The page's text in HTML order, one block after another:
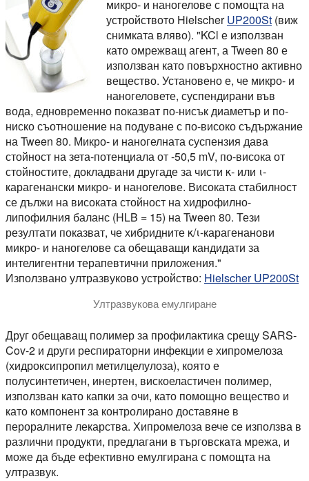
микро- и наногелове с помощта на
устройството HielscherUP200St (виж
снимката вляво). "KCl е използван
като омрежващ агент, а Tween 80 е
използван като повърхностно активно
вещество. Установено е, че микро- и
наногеловете, суспендирани във
вода, едновременно показват по-нисък диаметър и по-
ниско съотношение на подуване с по-високо съдържание
на Tween 80. Микро- и наногелната суспензия дава
стойност на зета-потенциала от -50,5 mV, по-висока от
стойностите, докладвани другаде за чисти κ- или ι-
карагенански микро- и наногелове. Високата стабилност
се дължи на високата стойност на хидрофилно-
липофилния баланс (HLB = 15) на Tween 80. Тези
резултати показват, че хибридните κ/ι-карагенанови
микро- и наногелове са обещаващи кандидати за
интелигентни терапевтични приложения."
Използвано ултразвуково устройство: Hielscher UP200St
Ултразвукова емулгиране
Друг обещаващ полимер за профилактика срещу SARS-
Cov-2 и други респираторни инфекции е хипромелоза
(хидроксипропил метилцелулоза), която е
полусинтетичен, инертен, вискоеластичен полимер,
използван като капки за очи, като помощно вещество и
като компонент за контролирано доставяне в
пероралните лекарства. Хипромелоза вече се използва в
различни продукти, предлагани в търговската мрежа, и
може да бъде ефективно емулгирана с помощта на
ултразвук.